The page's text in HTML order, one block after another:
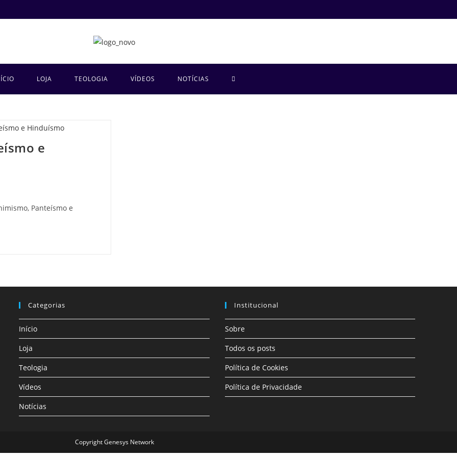
LOJA TEOLOGIA VÍDEOS NOTÍCIAS
e
Panteísmo e
Categorias
Início
Loja
Teologia
Vídeos
Notícias
Institucional
Sobre
Todos os posts
Política de Cookies
Política de Privacidade
Copyright Genesys Network